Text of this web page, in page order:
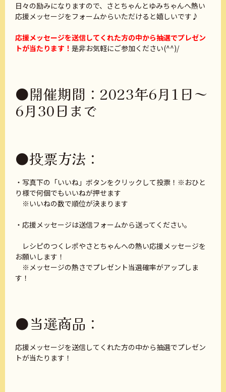
日々の励みになりますので、さとちゃんとゆみちゃんへ熱い
応援メッセージをフォームからいただけると嬉しいです♪
応援メッセージを送信してくれた方の中から抽選でプレゼン
トが当たります！ 是非お気軽にご参加ください(^^)/
●開催期間：2023年6月1日～
6月30日まで
●投票方法：
・写真下の「いいね」ボタンをクリックして投票！※おひと
り様で何個でもいいねが押せます
※いいねの数で順位が決まります
・応援メッセージは送信フォームから送ってください。
レシピのつくレポやさとちゃんへの熱い応援メッセージを
お願いします！
※メッセージの熱さでプレゼント当選確率がアップしま
す！
●当選商品：
応援メッセージを送信してくれた方の中から抽選でプレゼン
トが当たります！